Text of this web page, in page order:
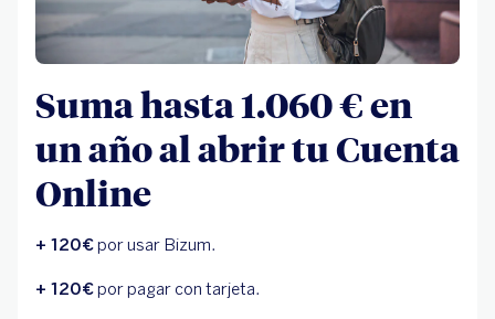
Suma hasta 1.060 € en
un año al abrir tu Cuenta
Online
+ 120€por usar Bizum.
+ 120€por pagar con tarjeta.